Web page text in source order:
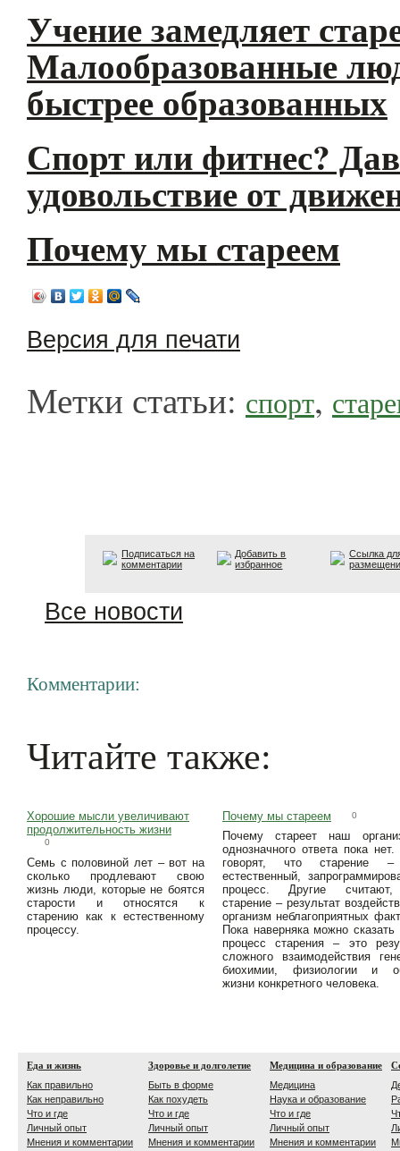
Учение замедляет
Малообразованные
быстрее образованных
Спорт или фитнес?
удовольствие от
Почему мы стареем
Версия для печати
Метки статьи: спорт,
Подписаться на
комментарии
Добавить в
избранное
Ссылка
Все новости
Комментарии:
Читайте также:
Хорошие мысли увеличивают
продолжительность жизни
0
Семь с половиной лет – вот на
сколько продлевают свою
жизнь люди, которые не боятся
старости и относятся к
старению как к естественному
процессу.
Почему мы стареем 0
Почему стареет наш
однозначного ответа пока
говорят, что старение
естественный,
процесс. Другие
старение – результат
организм неблагоприятных
Пока наверняка можно сказать
процесс старения – это
сложного взаимодействия
биохимии, физиологии и
жизни конкретного человека.
Еда и жизнь
Как правильно
Как неправильно
Что и где
Личный опыт
Мнения и комментарии
Здоровье и долголетие
Быть в форме
Как похудеть
Что и где
Личный опыт
Мнения и комментарии
Медицина и образование
Медицина
Наука и образование
Что и где
Личный опыт
Мнения и комментарии